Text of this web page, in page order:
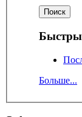
Больше...